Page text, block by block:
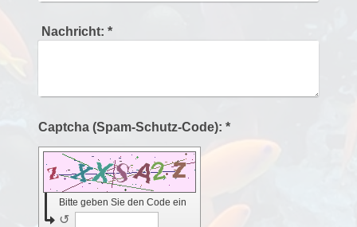
Nachricht: *
Captcha (Spam-Schutz-Code): *
Bitte geben Sie den Code ein
↺